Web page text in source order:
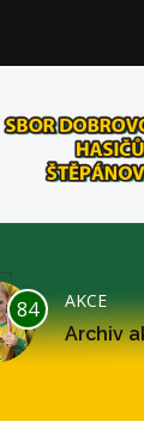
84
AKCE
Archiv